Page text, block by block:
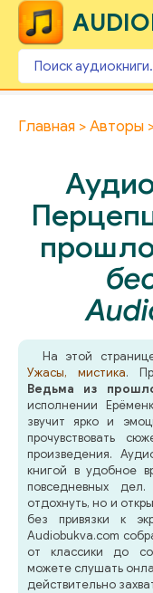
Главная Авторы
На этой
Ужасы, мистика.
Ведьма из
исполнении
звучит ярко и
прочувствовать
произведения.
книгой в удобное
повседневных
отдохнуть, но и
без привязки к
Audiobukva.com
от классики до
можете слушать
действительно